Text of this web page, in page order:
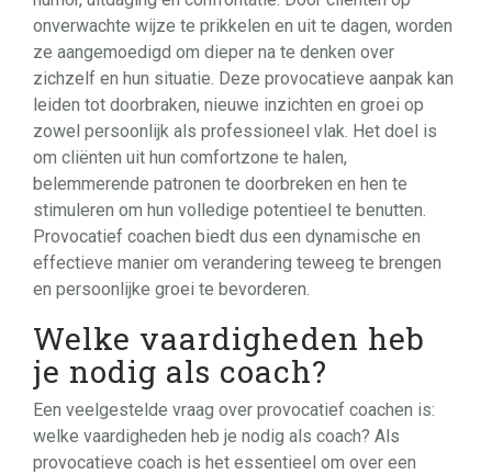
onverwachte wijze te prikkelen en uit te dagen, worden
ze aangemoedigd om dieper na te denken over
zichzelf en hun situatie. Deze provocatieve aanpak kan
leiden tot doorbraken, nieuwe inzichten en groei op
zowel persoonlijk als professioneel vlak. Het doel is
om cliënten uit hun comfortzone te halen,
belemmerende patronen te doorbreken en hen te
stimuleren om hun volledige potentieel te benutten.
Provocatief coachen biedt dus een dynamische en
effectieve manier om verandering teweeg te brengen
en persoonlijke groei te bevorderen.
Welke vaardigheden heb
je nodig als coach?
Een veelgestelde vraag over provocatief coachen is:
welke vaardigheden heb je nodig als coach? Als
provocatieve coach is het essentieel om over een